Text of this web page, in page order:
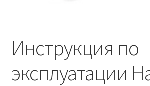
Инструкция по
эксплуатации